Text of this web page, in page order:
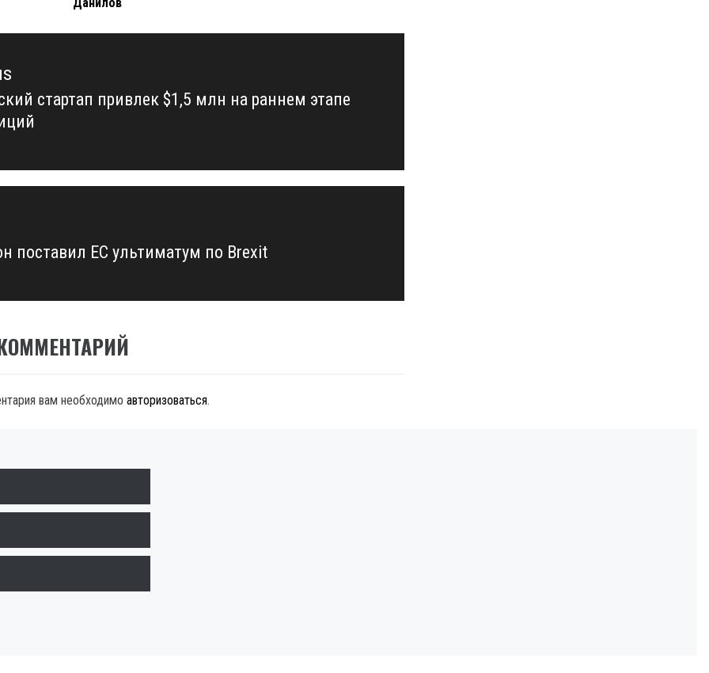
стартап привлек $1,5 млн на раннем этапе
поставил ЕС ультиматум по Brexit
вам необходимо авторизоваться.